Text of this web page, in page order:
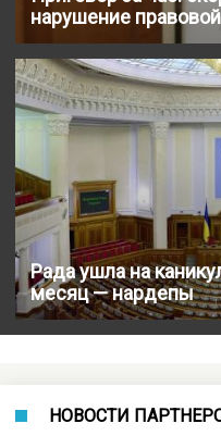
нарушение
Рада ушла на
месяц — нардепы
НОВОСТИ